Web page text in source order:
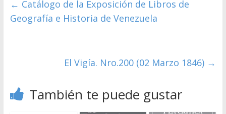
← Catálogo de la Exposición de Libros de
Geografía e Historia de Venezuela
El Vigía. Nro.200 (02 Marzo 1846) →
También te puede gustar